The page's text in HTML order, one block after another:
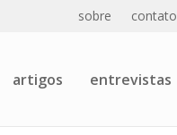
sobre contato
artigos entrevistas